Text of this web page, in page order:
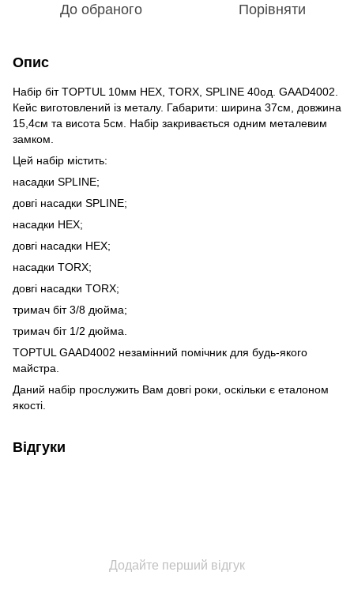
До обраного Порівняти
Опис
Набір біт TOPTUL 10мм HEX, TORX, SPLINE 40од. GAAD4002.
Кейс виготовлений із металу. Габарити: ширина 37см, довжина
15,4см та висота 5см. Набір закривається одним металевим
замком.
Цей набір містить:
насадки SPLINE;
довгі насадки SPLINE;
насадки HEX;
довгі насадки HEX;
насадки TORX;
довгі насадки TORX;
тримач біт 3/8 дюйма;
тримач біт 1/2 дюйма.
TOPTUL GAAD4002 незамінний помічник для будь-якого
майстра.
Даний набір прослужить Вам довгі роки, оскільки є еталоном
якості.
Відгуки
Додайте перший відгук